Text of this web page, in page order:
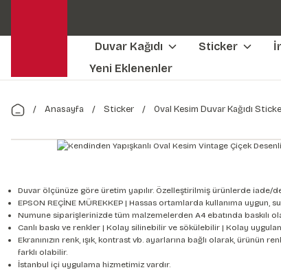
Duvar Kağıdı Sticker
Yeni Eklenenler
Anasayfa Sticker Oval Kesim Duvar Kağıdı
Duvar ölçünüze göre üretim yapılır. Özelleştirilmiş ürünlerde iade/
EPSON REÇİNE MÜREKKEP | Hassas ortamlarda kullanıma uygun,
Numune siparişlerinizde tüm malzemelerden A4 ebatında baskılı
Canlı baskı ve renkler | Kolay silinebilir ve sökülebilir | Kolay
Ekranınızın renk, ışık, kontrast vb. ayarlarına bağlı olarak, ürünün
farklı olabilir.
İstanbul içi uygulama hizmetimiz vardır.